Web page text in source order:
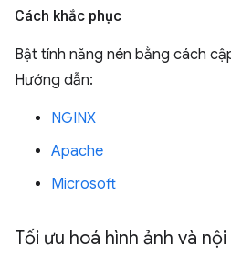
Cách khắc phục
Bật tính năng nén bằng cách
Hướng dẫn:
NGINX
Apache
Microsoft
Tối ưu hoá hình ảnh và